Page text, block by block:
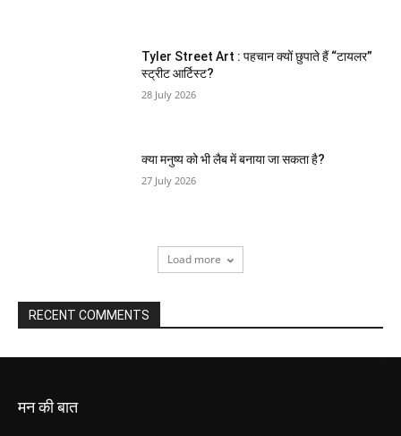
Tyler Street Art : पहचान क्यों छुपाते हैं “टायलर”
स्ट्रीट आर्टिस्ट?
28 July 2026
क्या मनुष्य को भी लैब में बनाया जा सकता है?
27 July 2026
Load more
RECENT COMMENTS
मन की बात